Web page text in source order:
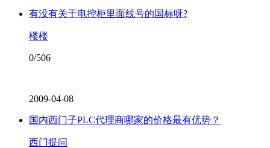
有没有关于电控柜里面线号的国标呀?
楼楼
0/506
2009-04-08
国内西门子PLC代理商哪家的价格最有优势？
西门提问